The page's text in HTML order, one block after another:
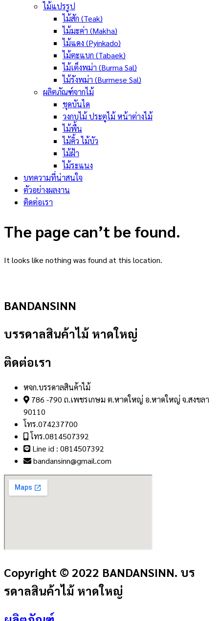
ไม้แปรรูป
ไม้สัก (Teak)
ไม้มะค่า (Makha)
ไม้แดง (Pyinkado)
ไม้ตะแบก (Tabaek)
ไม้เต็งพม่า (Burma Sal)
ไม้รังพม่า (Burmese Sal)
ผลิตภัณฑ์จากไม้
ชุดบันได
วงกบไม้ ประตูไม้ หน้าต่างไม้
ไม้พื้น
ไม้คิ้ว ไม้บัว
ไม้ฝ้า
ไม้ระแนง
บทความที่น่าสนใจ
ตัวอย่างผลงาน
ติดต่อเรา
The page can’t be found.
It looks like nothing was found at this location.
BANDANSINN
บรรดาลสินค้าไม้ หาดใหญ่
ติดต่อเรา
หจก.บรรดาลสินค้าไม้
786 -790 ถ.เพชรเกษม ต.หาดใหญ่ อ.หาดใหญ่ จ.สงขลา
90110
โทร.074237700
โทร.0814507392
Line id : 0814507392
bandansinn@gmail.com
Copyright © 2022 BANDANSINN. บร
รดาลสินค้าไม้ หาดใหญ่